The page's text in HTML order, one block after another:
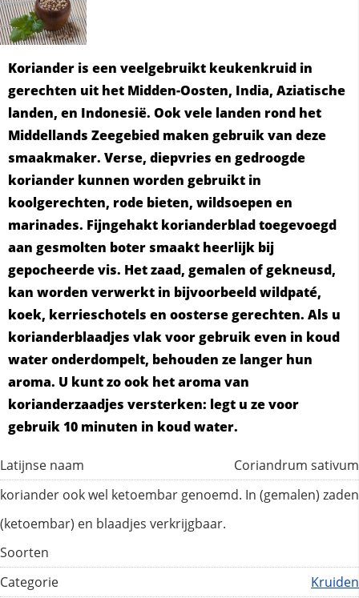
Koriander is een veelgebruikt keukenkruid in
gerechten uit het Midden-Oosten, India, Aziatische
landen, en Indonesië. Ook vele landen rond het
Middellands Zeegebied maken gebruik van deze
smaakmaker. Verse, diepvries en gedroogde
koriander kunnen worden gebruikt in
koolgerechten, rode bieten, wildsoepen en
marinades. Fijngehakt korianderblad toegevoegd
aan gesmolten boter smaakt heerlijk bij
gepocheerde vis. Het zaad, gemalen of gekneusd,
kan worden verwerkt in bijvoorbeeld wildpaté,
koek, kerrieschotels en oosterse gerechten. Als u
korianderblaadjes vlak voor gebruik even in koud
water onderdompelt, behouden ze langer hun
aroma. U kunt zo ook het aroma van
korianderzaadjes versterken: legt u ze voor
gebruik 10 minuten in koud water.
Coriandrum sativum
Latijnse naam
koriander ook wel ketoembar genoemd. In (gemalen) zaden
(ketoembar) en blaadjes verkrijgbaar.
Soorten
Kruiden
Categorie